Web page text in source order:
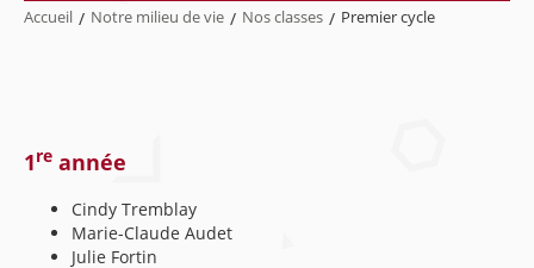
Accueil / Notre milieu de vie / Nos classes / Premier cycle
1re année
Cindy Tremblay
Marie-Claude Audet
Julie Fortin